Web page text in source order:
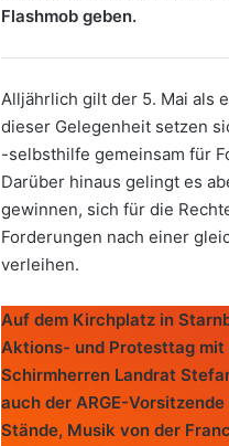
Flashmob geben.
Alljährlich gilt der 5. Mai als
dieser Gelegenheit setzen
-selbsthilfe gemeinsam für
Darüber hinaus gelingt es
gewinnen, sich für die
Forderungen nach einer
verleihen.
Auf dem Kirchplatz in
Aktions- und Protesttag
Schirmherren Landrat
auch der ARGE-
Stände, Musik von der